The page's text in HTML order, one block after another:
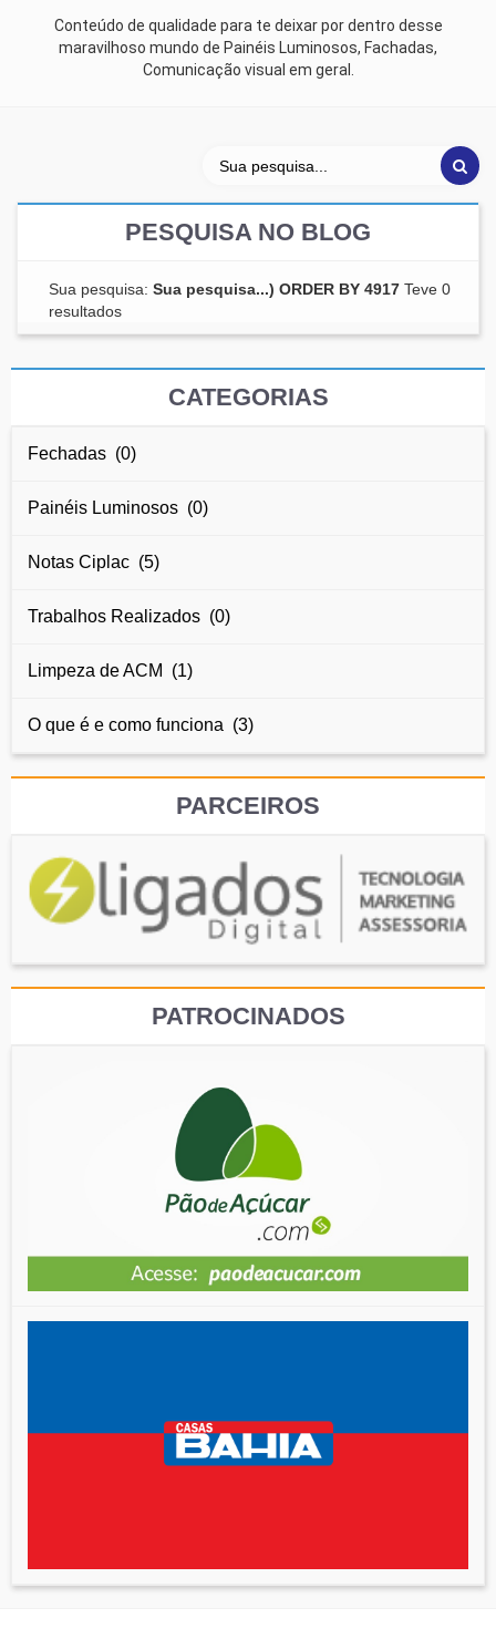
Conteúdo de qualidade para te deixar por dentro desse
maravilhoso mundo de Painéis Luminosos, Fachadas,
Comunicação visual em geral.
PESQUISA NO BLOG
Sua pesquisa: Sua pesquisa...) ORDER BY 4917 Teve 0
resultados
CATEGORIAS
Fechadas (0)
Painéis Luminosos (0)
Notas Ciplac (5)
Trabalhos Realizados (0)
Limpeza de ACM (1)
O que é e como funciona (3)
PARCEIROS
PATROCINADOS